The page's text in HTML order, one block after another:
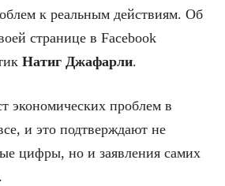
к реальным действиям. Об
странице в Facebook
Натиг Джафарли.
экономических проблем в
и это подтверждают не
цифры, но и заявления самих